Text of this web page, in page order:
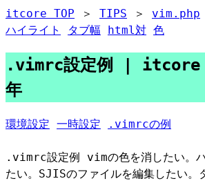
itcore TOP ＞ TIPS ＞ vim.php
ハイライト
タブ幅 html対 色
.vimrc設定例 | itcore
年
環境設定 一時設定 .vimrcの例
.vimrc設定例 vimの色を消したい。ハ
たい。SJISのファイルを編集したい。